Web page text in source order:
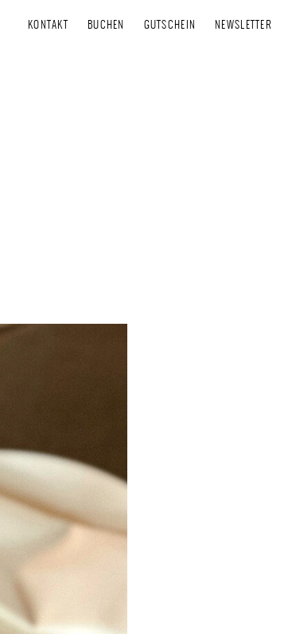
KONTAKT BUCHEN GUTSCHEIN NEWSLETTER